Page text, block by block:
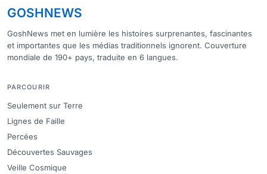
GOSHNEWS
GoshNews met en lumière les histoires surprenantes, fascinantes
et importantes que les médias traditionnels ignorent. Couverture
mondiale de 190+ pays, traduite en 6 langues.
PARCOURIR
Seulement sur Terre
Lignes de Faille
Percées
Découvertes Sauvages
Veille Cosmique